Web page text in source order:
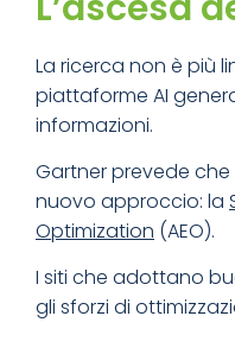
La ricerca non è più
piattaforme AI
informazioni.
Gartner prevede
nuovo approccio: la
Optimization (AEO).
I siti che adottano
gli sforzi di